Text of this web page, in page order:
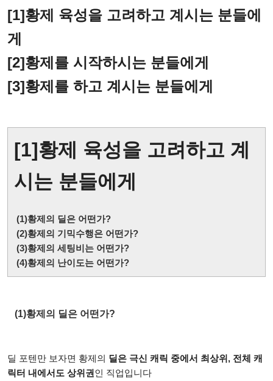
[1]황제 육성을 고려하고 계시는 분들에
게
[2]황제를 시작하시는 분들에게
[3]황제를 하고 계시는 분들에게
[1]황제 육성을 고려하고 계
시는 분들에게
(1)황제의 딜은 어떤가?
(2)황제의 기믹수행은 어떤가?
(3)황제의 세팅비는 어떤가?
(4)황제의 난이도는 어떤가?
(1)황제의 딜은 어떤가?
딜 포텐만 보자면 황제의 딜은 극신 캐릭 중에서 최상위, 전체 캐
릭터 내에서도 상위권인 직업입니다